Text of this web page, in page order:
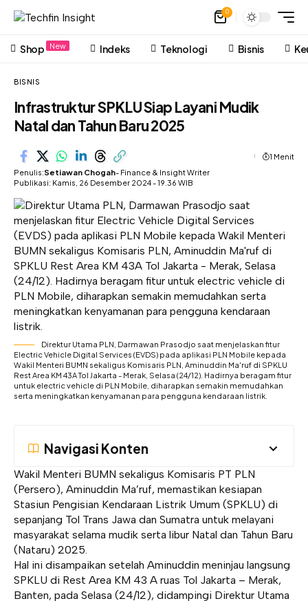
0
Shop New Indeks Teknologi Bisnis
BISNIS
Infrastruktur SPKLU Siap Layani Mudik
Natal dan Tahun Baru 2025
Penulis:Setiawan Chogah- Finance & Insight Writer
Publikasi: Kamis, 26 Desember 2024 - 19.36 WIB
1 Menit
Direktur Utama PLN, Darmawan Prasodjo saat menjelaskan fitur
Electric Vehicle Digital Services (EVDS) pada aplikasi PLN Mobile kepada
Wakil Menteri BUMN sekaligus Komisaris PLN, Aminuddin Ma'ruf di SPKLU
Rest Area KM 43A Tol Jakarta - Merak, Selasa (24/12). Hadirnya beragam fitur
untuk electric vehicle di PLN Mobile, diharapkan semakin memudahkan
serta meningkatkan kenyamanan para pengguna kendaraan listrik.
Navigasi Konten
Wakil Menteri BUMN sekaligus Komisaris PT PLN
(Persero), Aminuddin Ma’ruf, memastikan kesiapan
Stasiun Pengisian Kendaraan Listrik Umum (SPKLU) di
sepanjang Tol Trans Jawa dan Sumatra untuk melayani
masyarakat selama mudik serta libur Natal dan Tahun Baru
(Nataru) 2025.
Hal ini disampaikan setelah Aminuddin meninjau langsung
SPKLU di Rest Area KM 43 A ruas Tol Jakarta – Merak,
Banten, pada Selasa (24/12), didampingi Direktur Utama